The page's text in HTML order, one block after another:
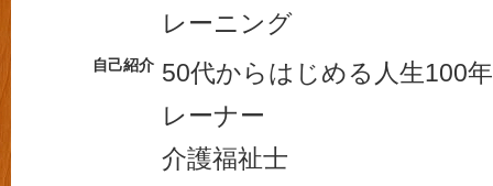
レーニング
自己紹介 50代からはじめる人生100
レーナー
介護福祉士